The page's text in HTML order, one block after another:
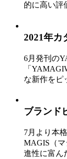
的に高い評
2021年カ
6月発刊の
「
な新作をピ
ブランド
7月より本
MAGIS（
進性に富ん